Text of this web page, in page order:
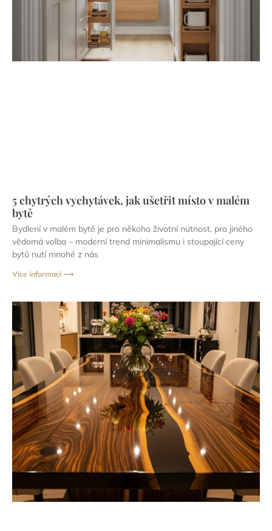
5 chytrých vychytávek, jak ušetřit místo v malém
bytě
Bydlení v malém bytě je pro někoho životní nutnost, pro jiného
vědomá volba – moderní trend minimalismu i stoupající ceny
bytů nutí mnohé z nás
Více informací ⟶